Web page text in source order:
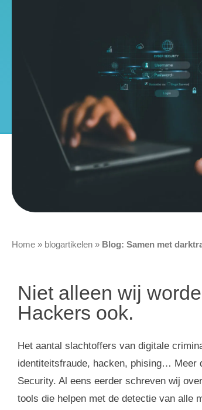
Home » blogartikelen » Blog: Samen met
Niet alleen wij
Hackers ook.
Het aantal slachtoffers van digitale
identiteitsfraude, hacken, phising… Meer
Security. Al eens eerder schreven wij
tools die helpen met de detectie van alle